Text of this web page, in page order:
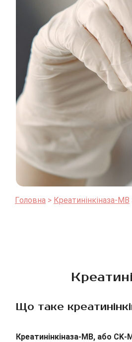
Головна Креатинінкіназа-МВ
Що таке
Креатинінкіназа-МВ, або CK-